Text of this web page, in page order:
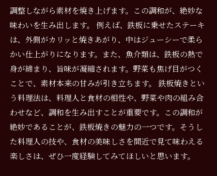
調整しながら素材を焼き上げます。この調和が、絶妙な
味わいを生み出します。 例えば、鉄板に乗せたステーキ
は、外側がカリッと焼きあがり、中はジューシーで柔ら
かい仕上がりになります。また、魚介類は、鉄板の熱で
身が締まり、旨味が凝縮されます。野菜も焦げ目がつく
ことで、素材本来の甘みが引き立ちます。 鉄板焼きとい
う料理法は、料理人と食材の相性や、野菜や肉の組み合
わせなど、調和を生み出すことが重要です。この調和が
絶妙であることが、鉄板焼きの魅力の一つです。そうし
た料理人の技や、食材の美味しさを間近で見て味わえる
楽しさは、ぜひ一度経験してみてほしいと思います。